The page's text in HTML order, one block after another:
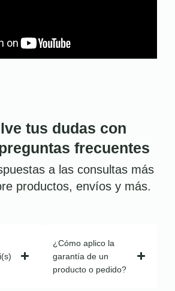
tus dudas con
frecuentes
a las consultas más
productos, envíos y más.
¿Cómo aplico la
garantía de un
producto o pedido?